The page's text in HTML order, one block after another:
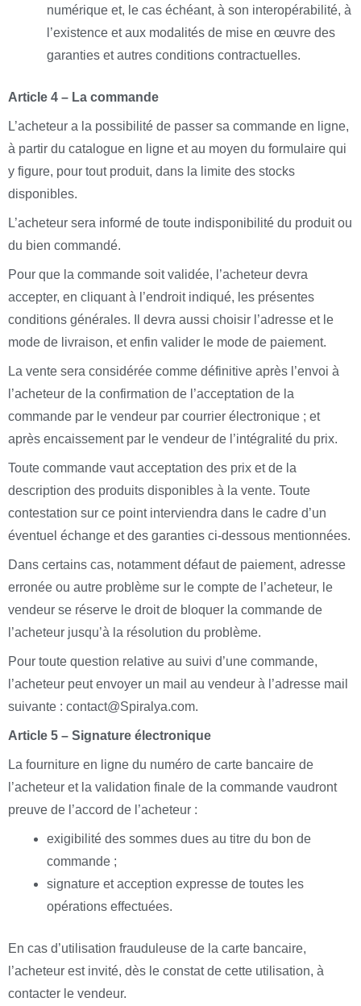
numérique et, le cas échéant, à son interopérabilité, à
l’existence et aux modalités de mise en œuvre des
garanties et autres conditions contractuelles.
Article 4 – La commande
L’acheteur a la possibilité de passer sa commande en ligne,
à partir du catalogue en ligne et au moyen du formulaire qui
y figure, pour tout produit, dans la limite des stocks
disponibles.
L’acheteur sera informé de toute indisponibilité du produit ou
du bien commandé.
Pour que la commande soit validée, l’acheteur devra
accepter, en cliquant à l’endroit indiqué, les présentes
conditions générales. Il devra aussi choisir l’adresse et le
mode de livraison, et enfin valider le mode de paiement.
La vente sera considérée comme définitive après l’envoi à
l’acheteur de la confirmation de l’acceptation de la
commande par le vendeur par courrier électronique ; et
après encaissement par le vendeur de l’intégralité du prix.
Toute commande vaut acceptation des prix et de la
description des produits disponibles à la vente. Toute
contestation sur ce point interviendra dans le cadre d’un
éventuel échange et des garanties ci-dessous mentionnées.
Dans certains cas, notamment défaut de paiement, adresse
erronée ou autre problème sur le compte de l’acheteur, le
vendeur se réserve le droit de bloquer la commande de
l’acheteur jusqu’à la résolution du problème.
Pour toute question relative au suivi d’une commande,
l’acheteur peut envoyer un mail au vendeur à l’adresse mail
suivante : contact@Spiralya.com.
Article 5 – Signature électronique
La fourniture en ligne du numéro de carte bancaire de
l’acheteur et la validation finale de la commande vaudront
preuve de l’accord de l’acheteur :
exigibilité des sommes dues au titre du bon de
commande ;
signature et acception expresse de toutes les
opérations effectuées.
En cas d’utilisation frauduleuse de la carte bancaire,
l’acheteur est invité, dès le constat de cette utilisation, à
contacter le vendeur.